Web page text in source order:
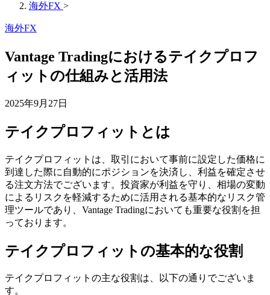
海外FX >
海外FX
Vantage Tradingにおけるテイクプロフ
ィットの仕組みと活用法
2025年9月27日
テイクプロフィットとは
テイクプロフィットは、取引において事前に設定した価格に
到達した際に自動的にポジションを決済し、利益を確定させ
る注文方法でございます。投資家が利益を守り、相場の変動
によるリスクを軽減するために活用される基本的なリスク管
理ツールであり、Vantage Tradingにおいても重要な役割を担
っております。
テイクプロフィットの基本的な役割
テイクプロフィットの主な役割は、以下の通りでございま
す。